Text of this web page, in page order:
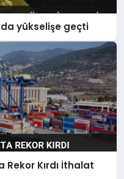
yükselişe geçti
Kırdı İthalat